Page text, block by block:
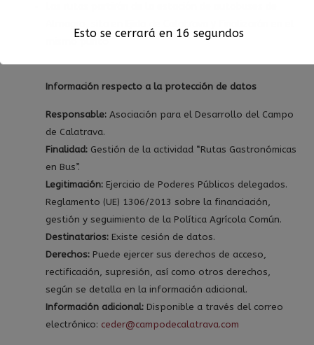
Información respecto a la protección de datos
Responsable: Asociación para el Desarrollo del Campo
de Calatrava.
Finalidad: Gestión de la actividad “Rutas Gastronómicas
en Bus”.
Legitimación: Ejercicio de Poderes Públicos delegados.
Reglamento (UE) 1306/2013 sobre la financiación,
gestión y seguimiento de la Política Agrícola Común.
Destinatarios: Existe cesión de datos.
Derechos: Puede ejercer sus derechos de acceso,
rectificación, supresión, así como otros derechos,
según se detalla en la información adicional.
Información adicional: Disponible a través del correo
electrónico: ceder@campodecalatrava.com
Esto se cerrará en 16 segundos